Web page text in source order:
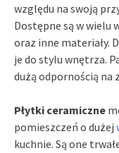
względu na swoją
Dostępne są w wielu
oraz inne materiały.
je do stylu wnętrza.
dużą odpornością na
Płytki ceramiczne
pomieszczeń o dużej
kuchnie. Są one